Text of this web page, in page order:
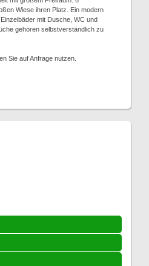
Wiese ihren Platz. Ein modern
mit Dusche, WC und
gehören selbstverständlich zu
Sie auf Anfrage nutzen.